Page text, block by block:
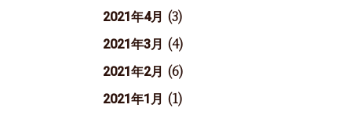
2021年4月 (3)
2021年3月 (4)
2021年2月 (6)
2021年1月 (1)